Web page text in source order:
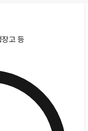
고 등